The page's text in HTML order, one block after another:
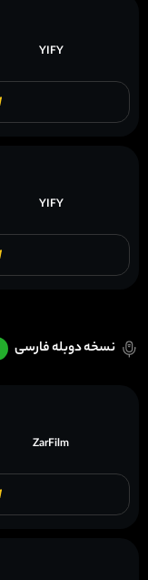
YIFY
YIFY
نسخه دوبله فارسی
ZarFilm